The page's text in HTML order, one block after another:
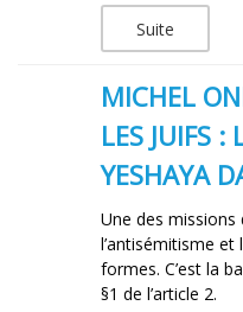
Suite
MICHEL
LES JUIFS :
YESHAYA
Une des missions
l’antisémitisme et
formes. C’est la
§1 de l’article 2.